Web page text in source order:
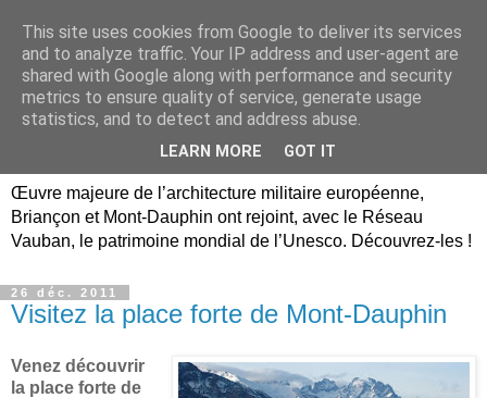
Briançon, Mont-Dauphin,
Vauban Unesco Hautes-
Œuvre majeure de l’architecture militaire européenne,
Briançon et Mont-Dauphin ont rejoint, avec le Réseau
Vauban, le patrimoine mondial de l’Unesco. Découvrez-les !
26 déc. 2011
Visitez la place forte de Mont-Dauphin
Venez découvrir
la place forte de
This site uses cookies from Google to deliver its services
and to analyze traffic. Your IP address and user-agent are
shared with Google along with performance and security
metrics to ensure quality of service, generate usage
statistics, and to detect and address abuse.
LEARN MORE GOT IT